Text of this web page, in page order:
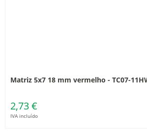
Matriz 5x7 18 mm vermelho - TC07-
2,73 €
IVA incluído